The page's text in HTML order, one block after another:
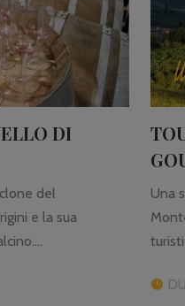
DI
del
e la sua
Una